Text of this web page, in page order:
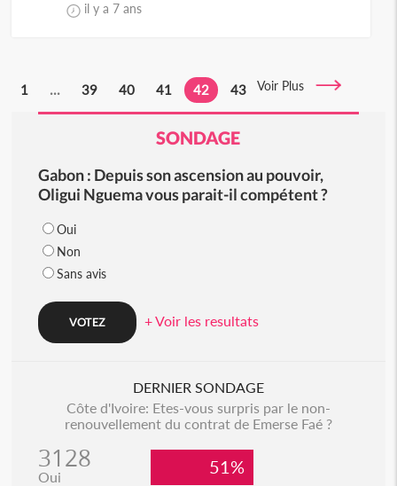
il y a 7 ans
1 ... 39 40 41 42 43 Voir Plus
SONDAGE
Gabon : Depuis son ascension au pouvoir,
Oligui Nguema vous parait-il compétent ?
Oui
Non
Sans avis
+ Voir les resultats
DERNIER SONDAGE
Côte d'Ivoire: Etes-vous surpris par le non-
renouvellement du contrat de Emerse Faé ?
3128
Oui 51%